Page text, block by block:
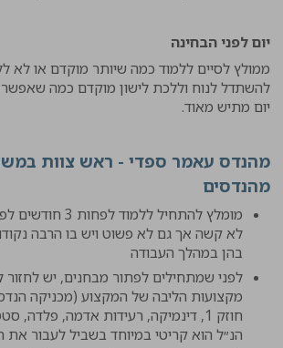
יום לפני הבחינה
ממולץ לסיים ללמוד כמה שיותר מוקדם או לא
להשתדל לנוח וללכת לישון מוקדם כמה שאפשר
יום מתיש מאוד.
מהנדס עאמר ספדי - ראש צוות
מהנדסים
מומלץ להתחיל
לא קשה אך גם לא פשוט ויש בו הרבה
בהן במהלך העבודה
לפני שמתחילים לפתור מבחנים, יש
חוזק 1, דינמיקה, רעידות אדמה, פלדה,
הנ״ל הוא קריטי במיוחד בשביל לעבור את